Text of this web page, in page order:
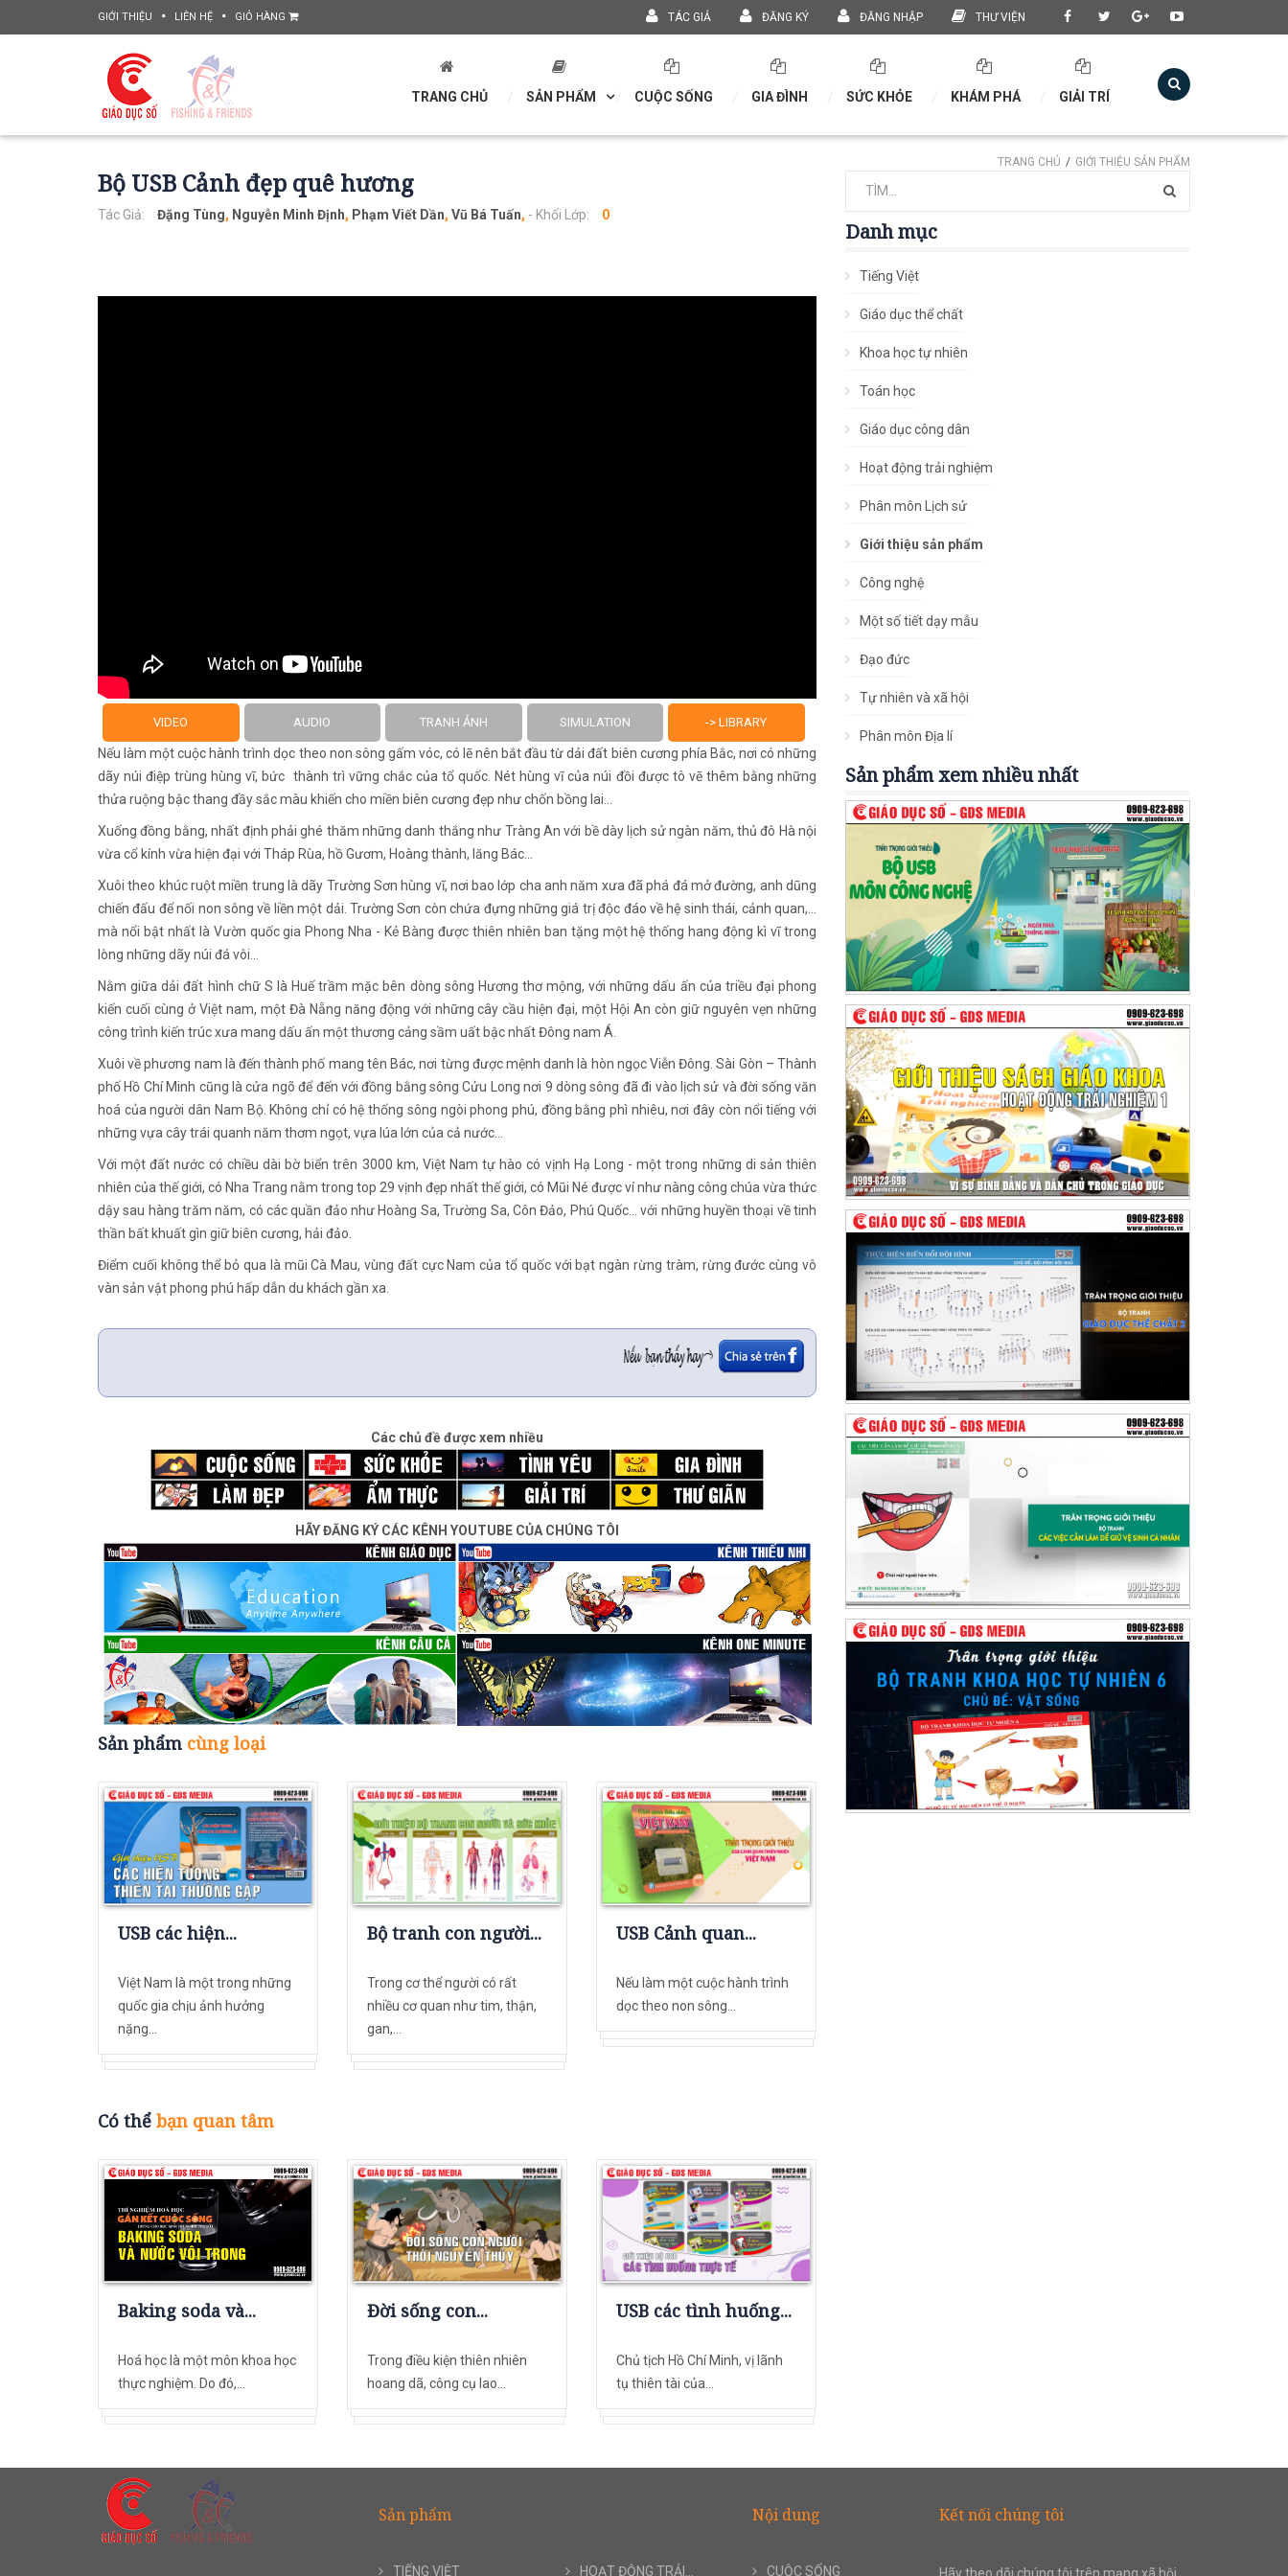
GIỚI THIỆU LIÊN HỆ GIỎ HÀNG TÁC GIẢ ĐĂNG KÝ ĐĂNG NHẬP THƯ VIỆN
TRANG CHỦ SẢN PHẨM CUỘC SỐNG GIA ĐÌNH SỨC KHỎE KHÁM PHÁ GIẢI TRÍ
TRANG CHỦ GIỚI THIỆU SẢN PHẨM
Bộ USB Cảnh đẹp quê hương
Tác Giả: Đặng Tùng, Nguyễn Minh Định, Phạm Viết Dần, Vũ Bá Tuấn, - Khối Lớp: 0
VIDEO AUDIO TRANH ẢNH SIMULATION -> LIBRARY
Nếu làm một cuộc hành trình dọc theo non sông gấm vóc, có lẽ nên bắt đầu từ dải đất biên cương phía Bắc, nơi có những
dãy núi điệp trùng hùng vĩ, bức thành trì vững chắc của tổ quốc. Nét hùng vĩ của núi đồi được tô vẽ thêm bằng những
thửa ruộng bậc thang đầy sắc màu khiến cho miền biên cương đẹp như chốn bồng lai…
Xuống đồng bằng, nhất định phải ghé thăm những danh thắng như Tràng An với bề dày lịch sử ngàn năm, thủ đô Hà nội
vừa cổ kính vừa hiện đại với Tháp Rùa, hồ Gươm, Hoàng thành, lăng Bác…
Xuôi theo khúc ruột miền trung là dãy Trường Sơn hùng vĩ, nơi bao lớp cha anh năm xưa đã phá đá mở đường, anh dũng
chiến đấu để nối non sông về liền một dải. Trường Sơn còn chứa đựng những giá trị độc đáo về hệ sinh thái, cảnh quan,…
mà nổi bật nhất là Vườn quốc gia Phong Nha - Kẻ Bàng được thiên nhiên ban tặng một hệ thống hang động kì vĩ trong
lòng những dãy núi đá vôi…
Nằm giữa dải đất hình chữ S là Huế trầm mặc bên dòng sông Hương thơ mộng, với những dấu ấn của triều đại phong
kiến cuối cùng ở Việt nam, một Đà Nẵng năng động với những cây cầu hiện đại, một Hội An còn giữ nguyên vẹn những
công trình kiến trúc xưa mang dấu ấn một thương cảng sầm uất bậc nhất Đông nam Á.
Xuôi về phương nam là đến thành phố mang tên Bác, nơi từng được mệnh danh là hòn ngọc Viễn Đông. Sài Gòn – Thành
phố Hồ Chí Minh cũng là cửa ngõ để đến với đồng bằng sông Cửu Long nơi 9 dòng sông đã đi vào lịch sử và đời sống văn
hoá của người dân Nam Bộ. Không chỉ có hệ thống sông ngòi phong phú, đồng bằng phì nhiêu, nơi đây còn nổi tiếng với
những vựa cây trái quanh năm thơm ngọt, vựa lúa lớn của cả nước…
Với một đất nước có chiều dài bờ biển trên 3000 km, Việt Nam tự hào có vịnh Hạ Long - một trong những di sản thiên
nhiên của thế giới, có Nha Trang nằm trong top 29 vịnh đẹp nhất thế giới, có Mũi Né được ví như nàng công chúa vừa thức
dậy sau hàng trăm năm, có các quần đảo như Hoàng Sa, Trường Sa, Côn Đảo, Phú Quốc… với những huyền thoại về tinh
thần bất khuất gìn giữ biên cương, hải đảo.
Điểm cuối không thể bỏ qua là mũi Cà Mau, vùng đất cực Nam của tổ quốc với bạt ngàn rừng tràm, rừng đước cùng vô
vàn sản vật phong phú hấp dẫn du khách gần xa.
Các chủ đề được xem nhiều
HÃY ĐĂNG KÝ CÁC KÊNH YOUTUBE CỦA CHÚNG TÔI
Sản phẩm cùng loại
USB các hiện...
Việt Nam là một trong những
quốc gia chịu ảnh hưởng
nặng...
Bộ tranh con người...
Trong cơ thể người có rất
nhiều cơ quan như tim, thận,
gan,...
USB Cảnh quan...
Nếu làm một cuộc hành trình
dọc theo non sông...
Có thể bạn quan tâm
Baking soda và...
Hoá học là một môn khoa học
thực nghiệm. Do đó,...
Đời sống con...
Trong điều kiện thiên nhiên
hoang dã, công cụ lao...
USB các tình huống...
Chủ tịch Hồ Chí Minh, vị lãnh
tụ thiên tài của...
Danh mục
Tiếng Việt
Giáo dục thể chất
Khoa học tự nhiên
Toán học
Giáo dục công dân
Hoạt động trải nghiệm
Phân môn Lịch sử
Giới thiệu sản phẩm
Công nghệ
Một số tiết dạy mẫu
Đạo đức
Tự nhiên và xã hội
Phân môn Địa lí
Sản phẩm xem nhiều nhất
Sản phẩm
TIẾNG VIỆT HOẠT ĐỘNG TRẢI...
Nội dung
CUỘC SỐNG
Kết nối chúng tôi
Hãy theo dõi chúng tôi trên mạng xã hội